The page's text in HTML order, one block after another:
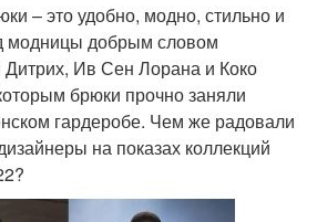
– это удобно, модно, стильно и
модницы добрым словом
Ив Сен Лорана и Коко
брюки прочно заняли
гардеробе. Чем же радовали
на показах коллекций